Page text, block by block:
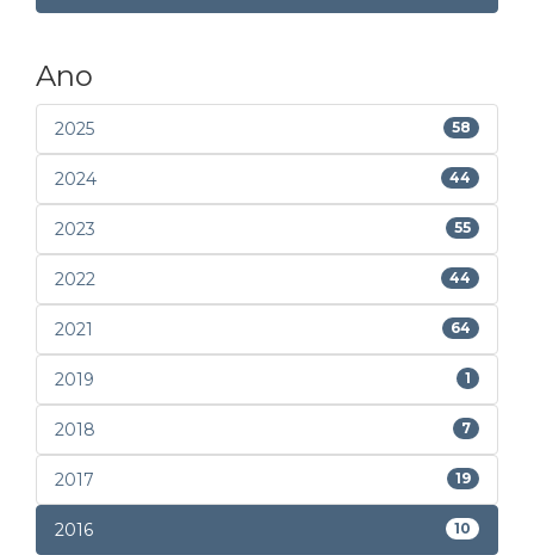
Ano
2025 58
2024 44
2023 55
2022 44
2021 64
2019 1
2018 7
2017 19
2016 10